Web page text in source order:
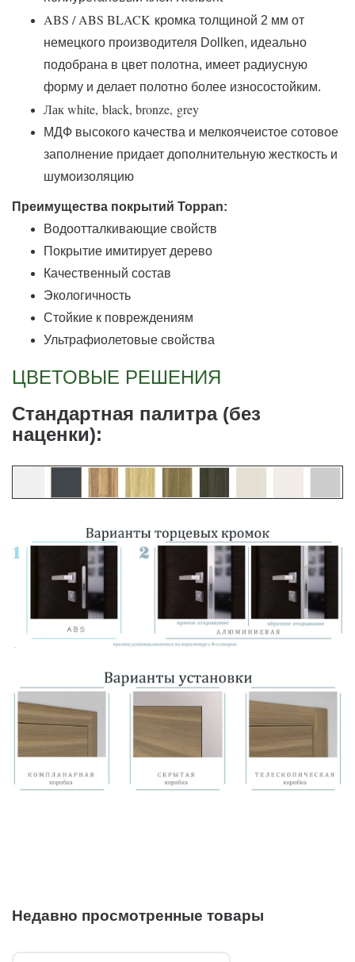
ABS / ABS BLACK кромка толщиной 2 мм от
немецкого производителя Dollken, идеально
подобрана в цвет полотна, имеет радиусную
форму и делает полотно более износостойким.
Лак white, black, bronze, grey
МДФ высокого качества и мелкоячеистое сотовое
заполнение придает дополнительную жесткость и
шумоизоляцию
Преимущества покрытий Toppan:
Водоотталкивающие свойств
Покрытие имитирует дерево
Качественный состав
Экологичность
Стойкие к повреждениям
Ультрафиолетовые свойства
ЦВЕТОВЫЕ РЕШЕНИЯ
Стандартная палитра (без
наценки):
Недавно просмотренные товары